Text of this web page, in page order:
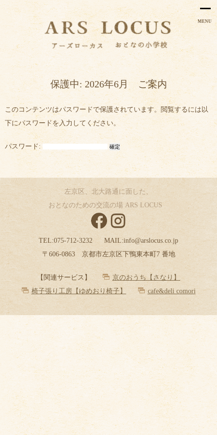
MENU
保護中: 2026年6月 ご案内
このコンテンツはパスワードで保護されています。閲覧するには以
下にパスワードを入力してください。
パスワード:
左京区、北大路通に面した、
おとなのための交流の場 ARS LOCUS
TEL:075-712-3232 MAIL:info@arslocus.co.jp
〒606-0863 京都市左京区下鴨東本町7 番地
【関連サービス】
京のおうち【さなり】
椅子張り工房【ゆめおり椅子】
cafe&deli comori